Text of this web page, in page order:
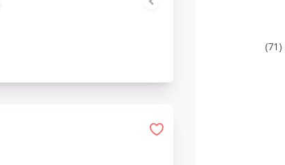
(
71
)
1 of 7